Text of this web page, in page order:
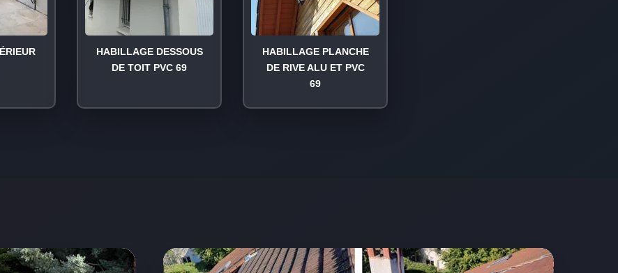
HABILLAGE DESSOUS
DE TOIT PVC 69
HABILLAGE PLANCHE
DE RIVE ALU ET PVC
69